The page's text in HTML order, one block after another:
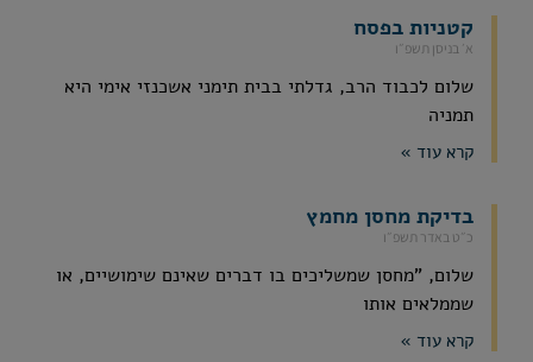
קטניות בפסח
א׳ בניסן תשפ״ו
שלום לכבוד הרב, גדלתי בבית תימני אשכנזי אימי היא
תמניה
קרא עוד »
בדיקת מחסן מחמץ
כ״ט באדר תשפ״ו
שלום, "מחסן שמשליכים בו דברים שאינם שימושיים, או
שממלאים אותו
קרא עוד »